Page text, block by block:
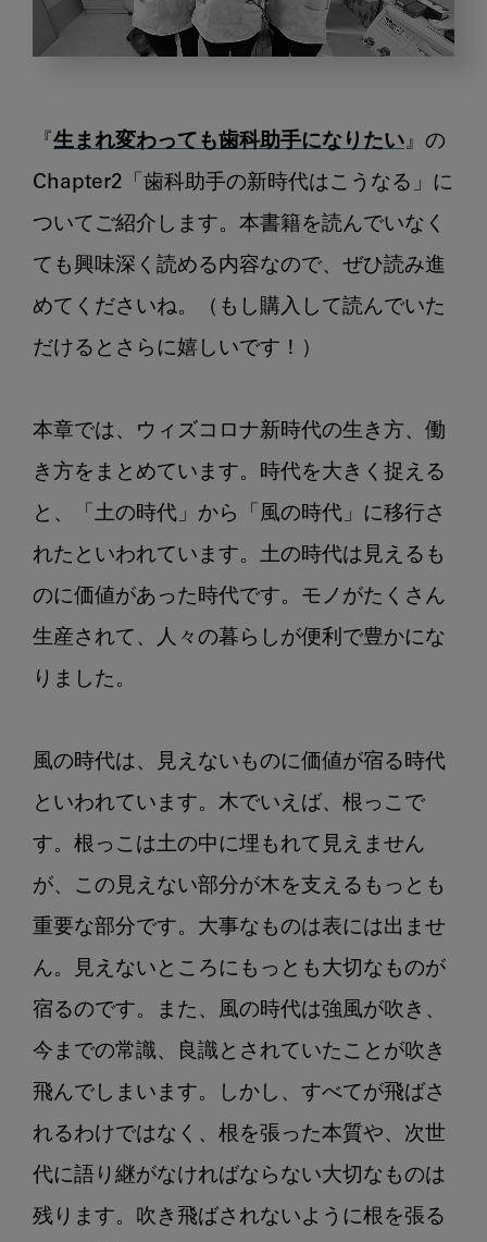
れ
わ
も
歯
助
な
り
い？！
歯
で
働
歓
が
か
る
め
に
4
回：
ま
れ
わ
っ
て
も
『 生まれ変わっても歯科助手になりたい』の
Chapter2「歯科助手の新時代はこうなる」に
ついてご紹介します。本書籍を読んでいなく
ても興味深く読める内容なので、ぜひ読み進
めてくださいね。（もし購入して読んでいた
だけるとさらに嬉しいです！）
本章では、ウィズコロナ新時代の生き方、働
き方をまとめています。時代を大きく捉える
と、「土の時代」から「風の時代」に移行さ
れたといわれています。土の時代は見えるも
のに価値があった時代です。モノがたくさん
生産されて、人々の暮らしが便利で豊かにな
りました。
風の時代は、見えないものに価値が宿る時代
といわれています。木でいえば、根っこで
す。根っこは土の中に埋もれて見えません
が、この見えない部分が木を支えるもっとも
重要な部分です。大事なものは表には出ませ
ん。見えないところにもっとも大切なものが
宿るのです。また、風の時代は強風が吹き、
今までの常識、良識とされていたことが吹き
飛んでしまいます。しかし、すべてが飛ばさ
れるわけではなく、根を張った本質や、次世
代に語り継がなければならない大切なものは
残ります。吹き飛ばされないように根を張る